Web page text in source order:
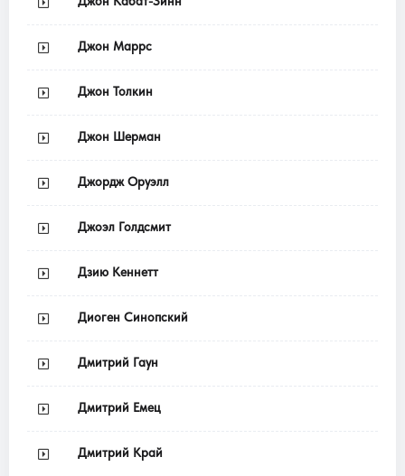
Джон Маррс
Джон Толкин
Джон Шерман
Джордж Оруэлл
Джоэл Голдсмит
Дзию Кеннетт
Диоген Синопский
Дмитрий Гаун
Дмитрий Емец
Дмитрий Край